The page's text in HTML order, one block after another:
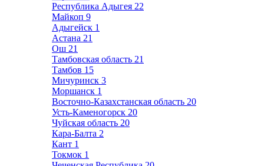
Республика Адыгея 22
Майкоп 9
Адыгейск 1
Астана 21
Ош 21
Тамбовская область 21
Тамбов 15
Мичуринск 3
Моршанск 1
Восточно-Казахстанская область 20
Усть-Каменогорск 20
Чуйская область 20
Кара-Балта 2
Кант 1
Токмок 1